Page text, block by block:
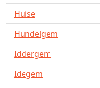
Huise
Hundelgem
Iddergem
Idegem